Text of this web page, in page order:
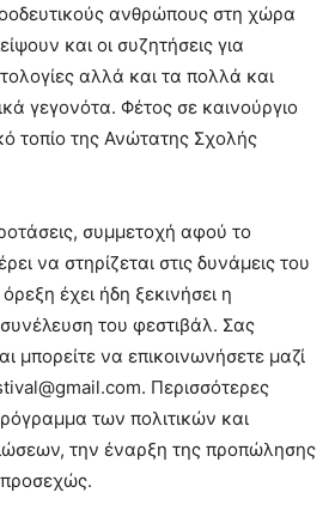
ανθρώπους στη χώρα
και οι συζητήσεις για
αλλά και τα πολλά και
γεγονότα. Φέτος σε καινούργιο
τοπίο της Ανώτατης Σχολής
συμμετοχή αφού το
να στηρίζεται στις δυνάμεις του
έχει ήδη ξεκινήσει η
του φεστιβάλ. Σας
μπορείτε να επικοινωνήσετε μαζί
. Περισσότερες
των πολιτικών και
την έναρξη της προπώλησης
προσεχώς.